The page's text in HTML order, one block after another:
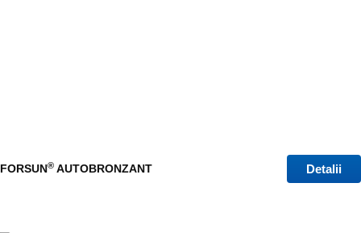
FORSUN® AUTOBRONZANT Detalii